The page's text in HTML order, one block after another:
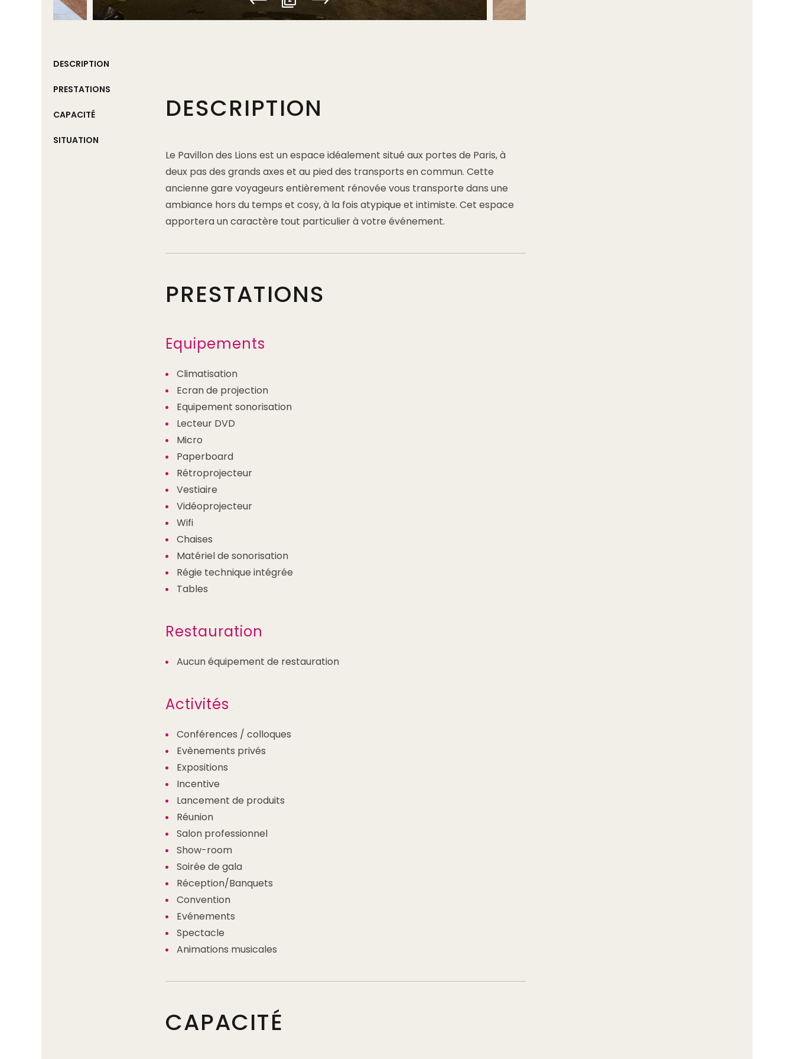
DESCRIPTION
PRESTATIONS
CAPACITÉ
SITUATION
DESCRIPTION
Le Pavillon des Lions est un espace idéalement situé aux portes de Paris, à
deux pas des grands axes et au pied des transports en commun. Cette
ancienne gare voyageurs entièrement rénovée vous transporte dans une
ambiance hors du temps et cosy, à la fois atypique et intimiste. Cet espace
apportera un caractère tout particulier à votre événement.
PRESTATIONS
Equipements
Climatisation
Ecran de projection
Equipement sonorisation
Lecteur DVD
Micro
Paperboard
Rétroprojecteur
Vestiaire
Vidéoprojecteur
Wifi
Chaises
Matériel de sonorisation
Régie technique intégrée
Tables
Restauration
Aucun équipement de restauration
Activités
Conférences / colloques
Evènements privés
Expositions
Incentive
Lancement de produits
Réunion
Salon professionnel
Show-room
Soirée de gala
Réception/Banquets
Convention
Evénements
Spectacle
Animations musicales
CAPACITÉ